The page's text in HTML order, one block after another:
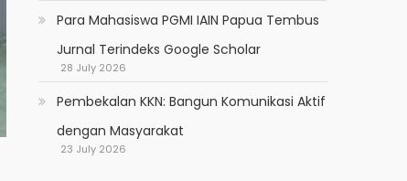
Para Mahasiswa PGMI IAIN Papua Tembus
Jurnal Terindeks Google Scholar
28 July 2026
Pembekalan KKN: Bangun Komunikasi Aktif
dengan Masyarakat
23 July 2026